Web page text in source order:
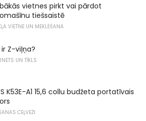
vietnes pirkt vai pārdot
tiešsaistē
VIETNE UN MEKLĒŠANA
ir Z-viļņa?
UN TĪKLS
K53E-A1 15,6 collu budžeta portatīvais
CEĻVEŽI